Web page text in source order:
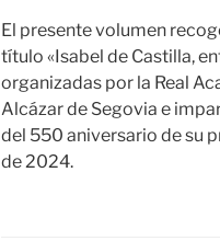
El presente volumen
título «Isabel de Castilla,
organizadas por la Real
Alcázar de Segovia e
del 550 aniversario de su
de 2024.